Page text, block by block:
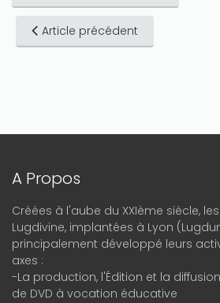
Article précédent
A Propos
Créées à l'aube du XXIème siècle,
Lugdivine, implantées à Lyon
principalement développé leurs
axes :
-La production, l'Édition et la
de DVD à vocation éducative